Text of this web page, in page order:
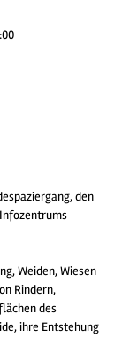
den
Weiden, Wiesen
Rindern,
des
ihre Entstehung